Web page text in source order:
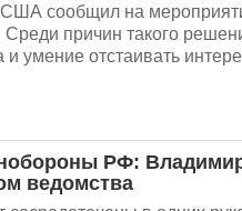
США сообщил на
Среди причин такого
и умение отстаивать
РФ:
ведомства